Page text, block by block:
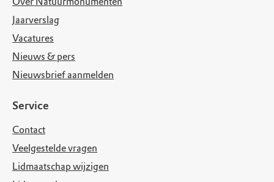
Jaarverslag
Vacatures
Nieuws & pers
Nieuwsbrief aanmelden
Service
Contact
Veelgestelde vragen
Lidmaatschap wijzigen